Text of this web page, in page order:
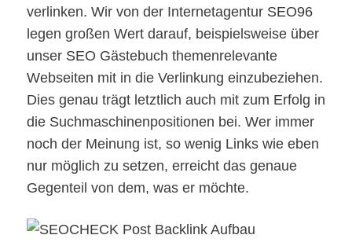
verlinken. Wir von der Internetagentur SEO96
legen großen Wert darauf, beispielsweise über
unser SEO Gästebuch themenrelevante
Webseiten mit in die Verlinkung einzubeziehen.
Dies genau trägt letztlich auch mit zum Erfolg in
die Suchmaschinenpositionen bei. Wer immer
noch der Meinung ist, so wenig Links wie eben
nur möglich zu setzen, erreicht das genaue
Gegenteil von dem, was er möchte.